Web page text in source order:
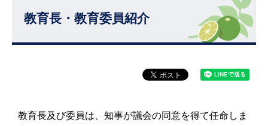
教育長・教育委員紹介
教育長及び委員は、知事が議会の同意を得て任命しま